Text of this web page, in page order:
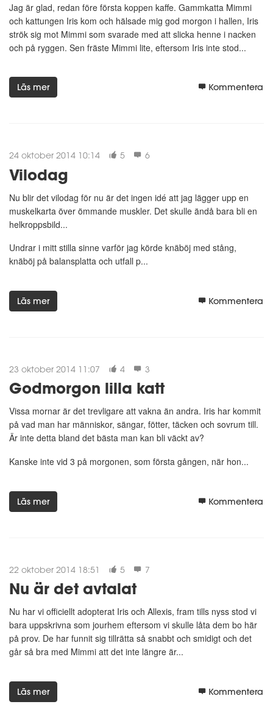
Jag är glad, redan före första koppen kaffe. Gammkatta Mimmi
och kattungen Iris kom och hälsade mig god morgon i hallen, Iris
strök sig mot Mimmi som svarade med att slicka henne i nacken
och på ryggen. Sen fräste Mimmi lite, eftersom Iris inte stod...
Läs mer Kommentera
24 oktober 2014 10:14 5 6
Vilodag
Nu blir det vilodag för nu är det ingen idé att jag lägger upp en
muskelkarta över ömmande muskler. Det skulle ändå bara bli en
helkroppsbild...
Undrar i mitt stilla sinne varför jag körde knäböj med stång,
knäböj på balansplatta och utfall p...
Läs mer Kommentera
23 oktober 2014 11:07 4 3
Godmorgon lilla katt
Vissa mornar är det trevligare att vakna än andra. Iris har kommit
på vad man har människor, sängar, fötter, täcken och sovrum till.
Är inte detta bland det bästa man kan bli väckt av?
Kanske inte vid 3 på morgonen, som första gången, när hon...
Läs mer Kommentera
22 oktober 2014 18:51 5 7
Nu är det avtalat
Nu har vi officiellt adopterat Iris och Allexis, fram tills nyss stod vi
bara uppskrivna som jourhem eftersom vi skulle låta dem bo här
på prov. De har funnit sig tillrätta så snabbt och smidigt och det
går så bra med Mimmi att det inte längre är...
Läs mer Kommentera